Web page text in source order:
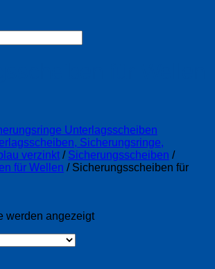
Unterlagsscheiben
Sicherungsringe,
verzinkt / Sicherungsscheiben /
für Wellen /Sicherungsscheiben für
werden angezeigt